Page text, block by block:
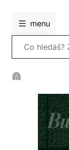
menu
Vyhledávání